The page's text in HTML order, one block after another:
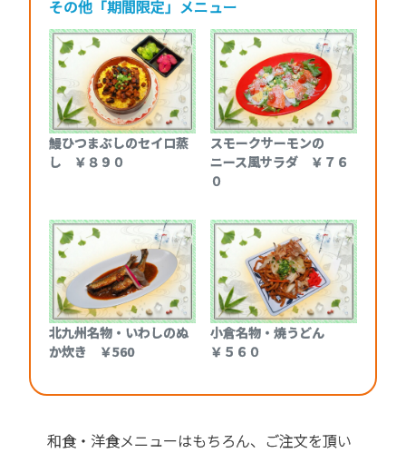
その他「期間限定」メニュー
鰻ひつまぶしのセイロ蒸
し ￥８９０
スモークサーモンの
ニース風サラダ ￥７６
０
北九州名物・いわしのぬ
か炊き ￥560
小倉名物・焼うどん
￥５６０
和食・洋食メニューはもちろん、ご注文を頂い